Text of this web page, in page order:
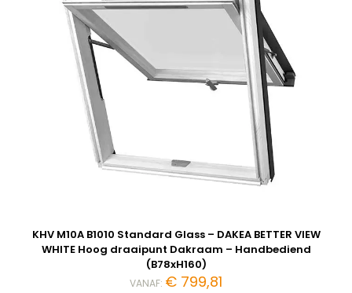
KHV M10A B1010 Standard Glass – DAKEA BETTER VIEW
WHITE Hoog draaipunt Dakraam – Handbediend
(B78xH160)
VANAF: € 799,81